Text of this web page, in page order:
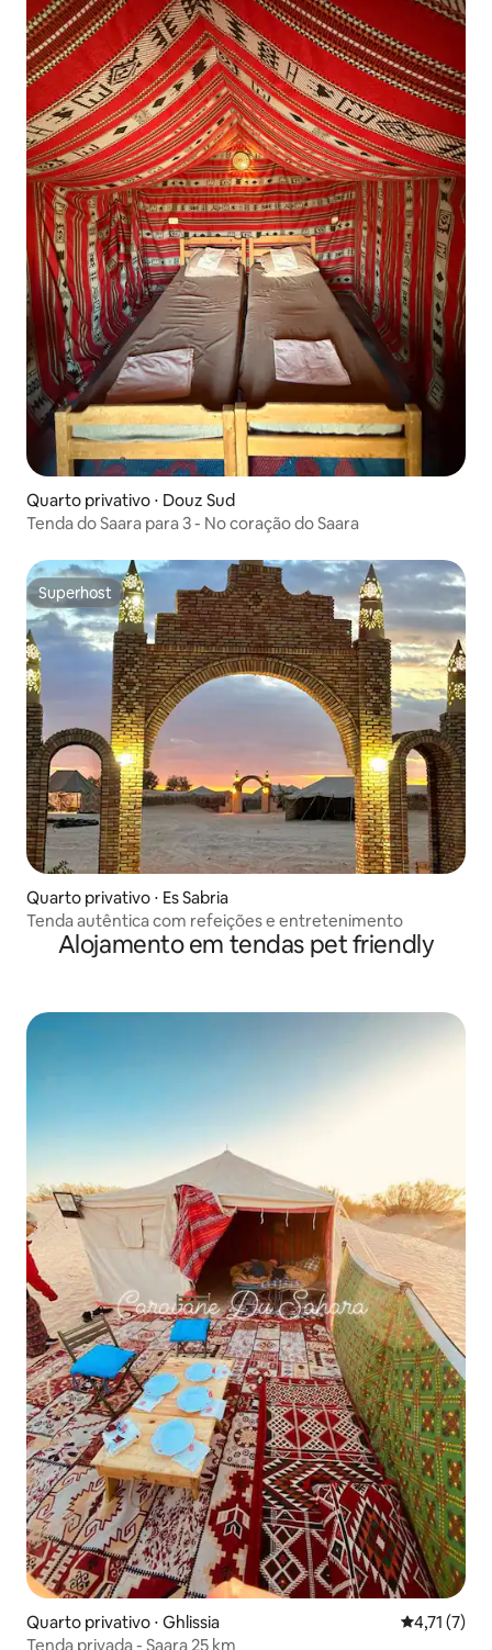
Quarto privativo ⋅ Douz Sud
Tenda do Saara para 3 - No coração do Saara
Superhost
Superhost
Quarto privativo ⋅ Es Sabria
Tenda autêntica com refeições e entretenimento
Alojamento em tendas pet friendly
Quarto privativo ⋅ Ghlissia 4,71 de
4,71 (7)
Tenda privada - Saara 25 km